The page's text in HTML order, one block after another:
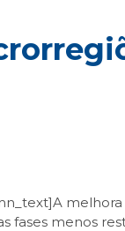
melhora
fases menos